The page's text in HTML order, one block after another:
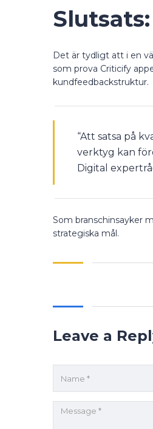
Det är tydligt att i en
som prova Criticify
kundfeedbackstruktur.
“Att satsa på
verktyg kan
Digital
Som branschinsayker
strategiska mål.
Leave a